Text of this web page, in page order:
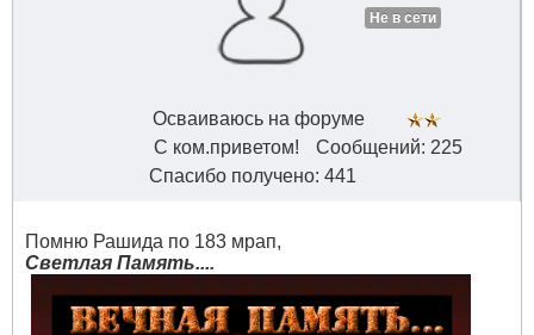
Не в сети
Осваиваюсь на форуме
С ком.приветом!
Сообщений: 225
Спасибо получено: 441
Помню Рашида по 183 мрап,
Светлая Память....